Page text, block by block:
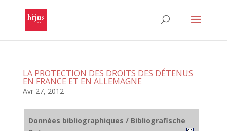
LA PROTECTION DES DROITS DES DÉTENUS
EN FRANCE ET EN ALLEMAGNE
Avr 27, 2012
Données bibliographiques / Bibliografische